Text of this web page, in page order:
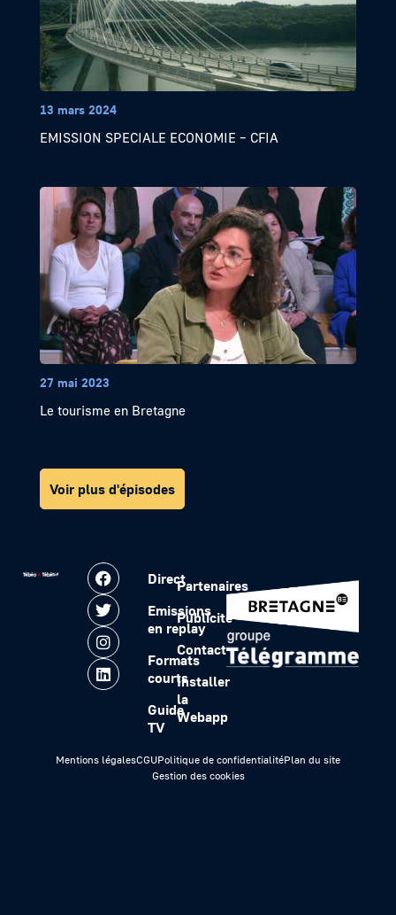
13 mars 2024
EMISSION SPECIALE ECONOMIE – CFIA
27 mai 2023
Le tourisme en Bretagne
Voir plus d'épisodes
Direct
Emissions
en replay
Formats
courts
Guide
TV
Partenaires
Publicité
Contact
Installer
la
Webapp
Mentions légalesCGUPolitique de confidentialitéPlan du site
Gestion des cookies